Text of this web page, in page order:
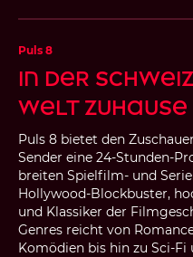
Puls 8
In der
Welt zuhause
Puls 8 bietet den
Sender eine 24-Stunden-
breiten Spielfilm- und
Hollywood-Blockbuster,
und Klassiker der
Genres reicht von
Komödien bis hin zu Sci-Fi